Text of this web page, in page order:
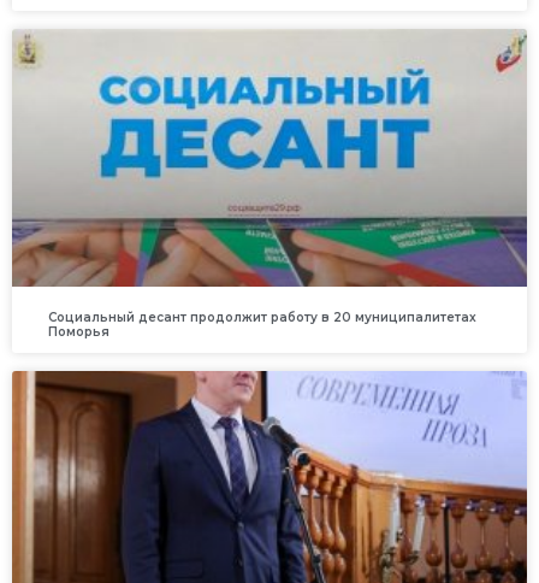
Социальный десант продолжит работу в 20 муниципалитетах
Поморья